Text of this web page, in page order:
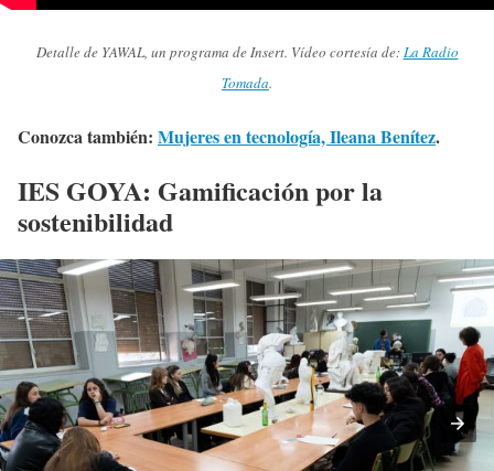
Detalle de YAWAL, un programa de Insert. Vídeo cortesía de: La Radio
Tomada.
Conozca también: Mujeres en tecnología, Ileana Benítez.
IES GOYA: Gamificación por la
sostenibilidad